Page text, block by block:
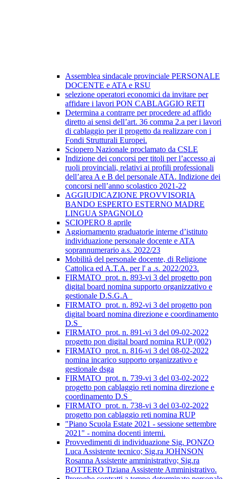
Assemblea sindacale provinciale PERSONALE
DOCENTE e ATA e RSU
selezione operatori economici da invitare per
affidare i lavori PON CABLAGGIO RETI
Determina a contrarre per procedere ad affido
diretto ai sensi dell’art. 36 comma 2.a per i lavori
di cablaggio per il progetto da realizzare con i
Fondi Strutturali Europei.
Sciopero Nazionale proclamato da CSLE
Indizione dei concorsi per titoli per l’accesso ai
ruoli provinciali, relativi ai profili professionali
dell’area A e B del personale ATA. Indizione dei
concorsi nell’anno scolastico 2021-22
AGGIUDICAZIONE PROVVISORIA
BANDO ESPERTO ESTERNO MADRE
LINGUA SPAGNOLO
SCIOPERO 8 aprile
Aggiornamento graduatorie interne d’istituto
individuazione personale docente e ATA
soprannumerario a.s. 2022/23
Mobilità del personale docente, di Religione
Cattolica ed A.T.A. per l' a .s. 2022/2023.
FIRMATO_prot. n. 893-vi 3 del progetto pon
digital board nomina supporto organizzativo e
gestionale D.S.G.A_
FIRMATO_prot. n. 892-vi 3 del progetto pon
digital board nomina direzione e coordinamento
D.S_
FIRMATO_prot. n. 891-vi 3 del 09-02-2022
progetto pon digital board nomina RUP (002)
FIRMATO_prot. n. 816-vi 3 del 08-02-2022
nomina incarico supporto organizzativo e
gestionale dsga
FIRMATO_prot. n. 739-vi 3 del 03-02-2022
progetto pon cablaggio reti nomina direzione e
coordinamento D.S_
FIRMATO_prot. n. 738-vi 3 del 03-02-2022
progetto pon cablaggio reti nomina RUP
"Piano Scuola Estate 2021 - sessione settembre
2021" - nomina docenti interni.
Provvedimenti di individuazione Sig. PONZO
Luca Assistente tecnico; Sig.ra JOHNSON
Rosanna Assistente amministrativo; Sig.ra
BOTTERO Tiziana Assistente Amministrativo.